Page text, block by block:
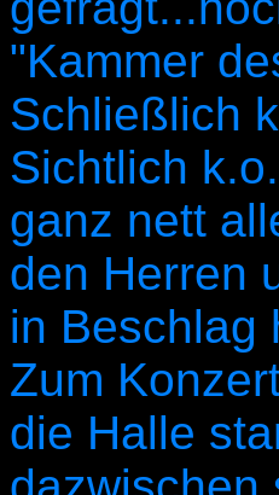
"Kammer
Schließlich
Sichtlich
ganz nett
den Herren
in Beschlag
Zum
die Halle